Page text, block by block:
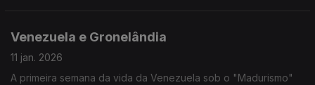
Venezuela e Gronelândia
11 jan. 2026
A primeira semana da vida da Venezuela sob o "Madurismo"